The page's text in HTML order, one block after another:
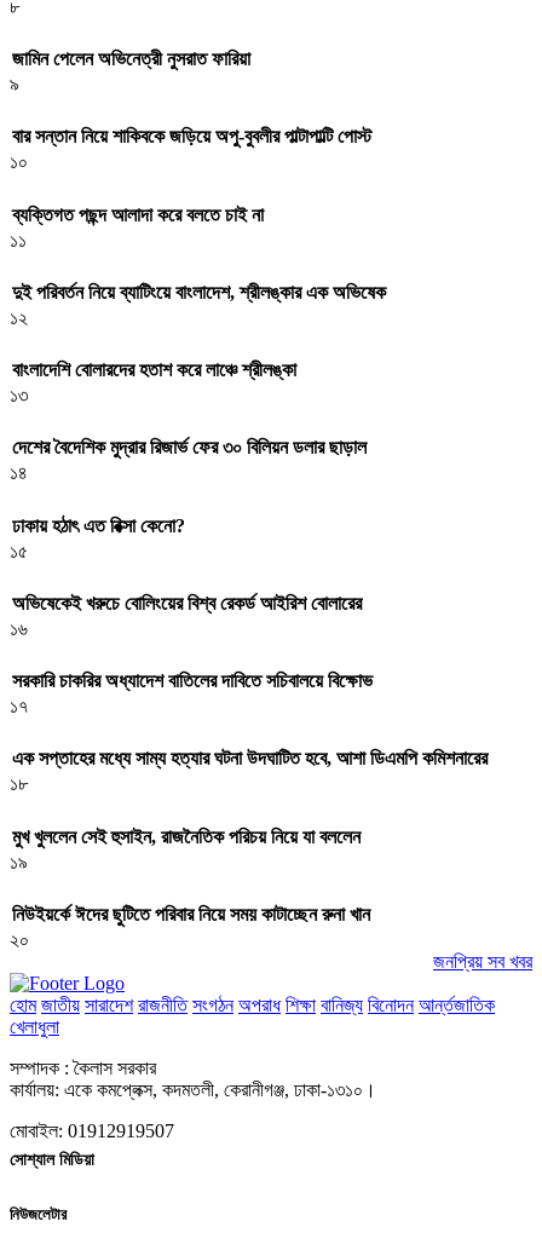
৮
জামিন পেলেন অভিনেত্রী নুসরাত ফারিয়া
৯
বার সন্তান নিয়ে শাকিবকে জড়িয়ে অপু-বুবলীর পাল্টাপাল্টি পোস্ট
১০
ব্যক্তিগত পছন্দ আলাদা করে বলতে চাই না
১১
দুই পরিবর্তন নিয়ে ব্যাটিংয়ে বাংলাদেশ, শ্রীলঙ্কার এক অভিষেক
১২
বাংলাদেশি বোলারদের হতাশ করে লাঞ্চে শ্রীলঙ্কা
১৩
দেশের বৈদেশিক মুদ্রার রিজার্ভ ফের ৩০ বিলিয়ন ডলার ছাড়াল
১৪
ঢাকায় হঠাৎ এত রিক্সা কেনো?
১৫
অভিষেকেই খরুচে বোলিংয়ের বিশ্ব রেকর্ড আইরিশ বোলারের
১৬
সরকারি চাকরির অধ্যাদেশ বাতিলের দাবিতে সচিবালয়ে বিক্ষোভ
১৭
এক সপ্তাহের মধ্যে সাম্য হত্যার ঘটনা উদঘাটিত হবে, আশা ডিএমপি কমিশনারের
১৮
মুখ খুললেন সেই হুসাইন, রাজনৈতিক পরিচয় নিয়ে যা বললেন
১৯
নিউইয়র্কে ঈদের ছুটিতে পরিবার নিয়ে সময় কাটাচ্ছেন রুনা খান
২০
জনপ্রিয় সব খবর
হোম জাতীয় সারাদেশ রাজনীতি সংগঠন অপরাধ শিক্ষা বানিজ্য বিনোদন আর্ন্তজাতিক
খেলাধুলা
সম্পাদক : কৈলাস সরকার
কার্যালয়: একে কমপ্লেক্স, কদমতলী, কেরানীগঞ্জ, ঢাকা-১৩১০।
মোবাইল: 01912919507
সোশ্যাল মিডিয়া
নিউজলেটার